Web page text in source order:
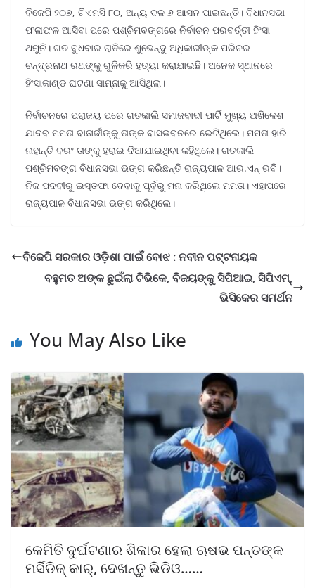
ବିଜେପି ୨୦୭, ଟିଏମସି ୮୦, ଅନ୍ୟ ଦଳ ୬ ଆସନ ପାଇଛନ୍ତି। ବିଧାନସଭା
ଫଳାଫଳ ଆସିବା ପରେ ପଶ୍ଚିମବଙ୍ଗରେ ନିର୍ବାଚନ ପରବର୍ତ୍ତୀ ହିଂସା
ଥମୁନି। ଗତ ବୁଧବାର ରାତିରେ ଶୁଭେନ୍ଦୁ ଅଧିକାରୀଙ୍କ ପରିଚର
ଚନ୍ଦ୍ରନାଥ ରଥଙ୍କୁ ଗୁଳିକରି ହତ୍ୟା କରାଯାଇଛି। ଅନେକ ସ୍ଥାନରେ
ହିଂସାକାଣ୍ଡ ଘଟଣା ସାମ୍ନାକୁ ଆସିଥିଲା।
ନିର୍ବାଚନରେ ପରାଜୟ ପରେ ଗତକାଲି ସମାଜବାଦୀ ପାର୍ଟି ମୁଖ୍ୟ ଅଖିଳେଶ
ଯାଦବ ମମତା ବାନାର୍ଜୀଙ୍କୁ ତାଙ୍କ ବାସଭବନରେ ଭେଟିଥିଲେ। ମମତା ହାରି
ନାହାନ୍ତି ବରଂ ତାଙ୍କୁ ହରାଇ ଦିଆଯାଇଥିବା କହିଥିଲେ। ଗତକାଲି
ପଶ୍ଚିମବଙ୍ଗ ବିଧାନସଭା ଭଙ୍ଗ କରିଛନ୍ତି ରାଜ୍ୟପାଳ ଆର.ଏନ୍ ରବି।
ନିଜ ପଦବୀରୁ ଇସ୍ତଫା ଦେବାକୁ ପୂର୍ବରୁ ମନା କରିଥିଲେ ମମତା। ଏହାପରେ
ରାଜ୍ୟପାଳ ବିଧାନସଭା ଭଙ୍ଗ କରିଥିଲେ।
ବିଜେପି ସରକାର ଓଡ଼ିଶା ପାଇଁ ବୋଝ : ନବୀନ ପଟ୍ଟନାୟକ
ବହୁମତ ଅଙ୍କ ଛୁଇଁଲା ଟିଭିକେ, ବିଜୟଙ୍କୁ ସିପିଆଇ, ସିପିଏମ୍,
ଭିସିକେର ସମର୍ଥନ
You May Also Like
କେମିତି ଦୁର୍ଘଟଣାର ଶିକାର ହେଲା ଋଷଭ ପନ୍ତଙ୍କ
ମର୍ସିଡିଜ୍‌ କାର୍‌, ଦେଖନ୍ତୁ ଭିଡିଓ……